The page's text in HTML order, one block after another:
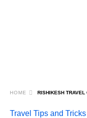
HOME RISHIKESH TRAVEL
Travel Tips and Tricks